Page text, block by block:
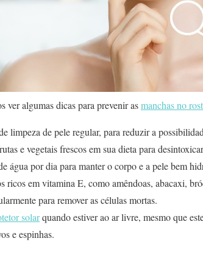
ver algumas dicas para prevenir asmanchas no
limpeza de pele regular, para reduzir a
e vegetais frescos em sua dieta para
água por dia para manter o corpo e a pele bem
ricos em vitamina E, como amêndoas, abacaxi,
para remover as células mortas.
solarquando estiver ao ar livre, mesmo que
e espinhas.